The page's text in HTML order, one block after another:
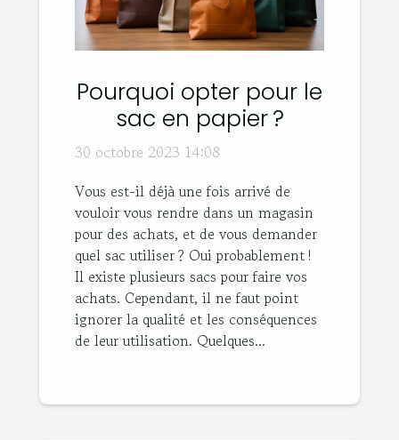
Pourquoi opter pour le
sac en papier ?
30 octobre 2023 14:08
Vous est-il déjà une fois arrivé de
vouloir vous rendre dans un magasin
pour des achats, et de vous demander
quel sac utiliser ? Oui probablement !
Il existe plusieurs sacs pour faire vos
achats. Cependant, il ne faut point
ignorer la qualité et les conséquences
de leur utilisation. Quelques...